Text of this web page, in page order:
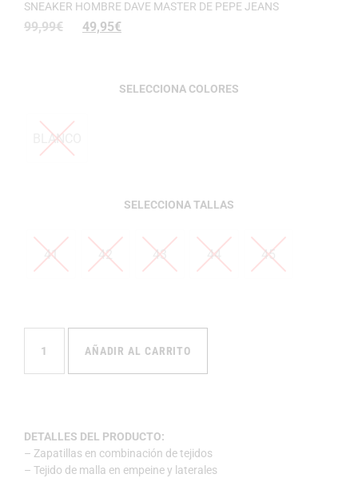
SNEAKER HOMBRE DAVE MASTER DE PEPE JEANS
99,99€ 49,95€
COLORES
BLANCO
TALLAS
41 42 43 44 45
AÑADIR AL CARRITO
DETALLES DEL PRODUCTO:
– Zapatillas en combinación de tejidos
– Tejido de malla en empeine y laterales